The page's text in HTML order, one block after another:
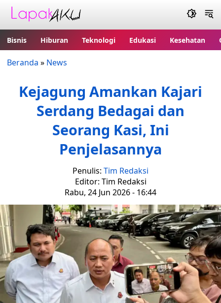
Bisnis Hiburan Teknologi Edukasi Kesehatan
Beranda » News
Kejagung Amankan Kajari
Serdang Bedagai dan
Seorang Kasi, Ini
Penjelasannya
Penulis: Tim Redaksi
Editor: Tim Redaksi
Rabu, 24 Jun 2026 - 16:44